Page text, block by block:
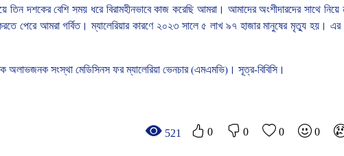
তিন দশকের বেশি সময় ধরে বিরামহীনভাবে কাজ করেছি আমরা। আমাদের অংশীদারদের সাথে নিয়ে
পেরে আমরা গর্বিত। ম্যালেরিয়ার কারণে ২০২৩ সালে ৫ লাখ ৯৭ হাজার মানুষের মৃত্যু হয়। এর
অলাভজনক সংস্থা মেডিসিনস ফর ম্যালেরিয়া ভেনচার(এমএমভি) । সূত্র-বিবিসি।
521 0 0 0 0